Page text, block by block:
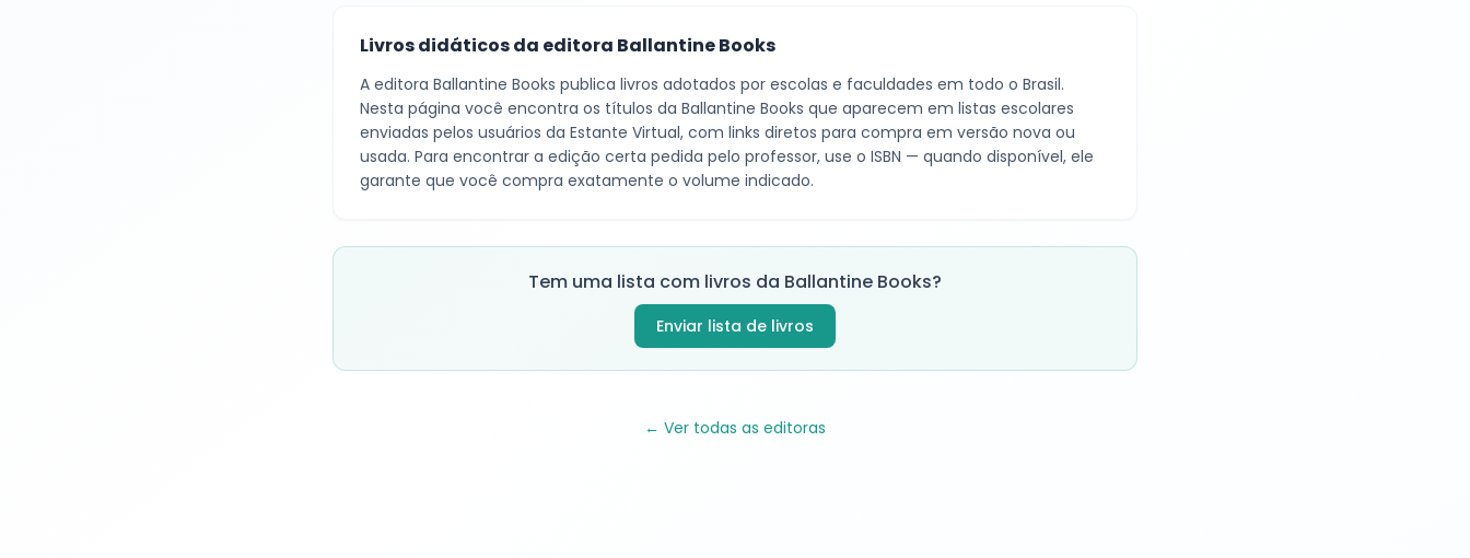
Livros didáticos da editora Ballantine Books
A editora Ballantine Books publica livros adotados por escolas e faculdades em todo o Brasil.
Nesta página você encontra os títulos da Ballantine Books que aparecem em listas escolares
enviadas pelos usuários da Estante Virtual, com links diretos para compra em versão nova ou
usada. Para encontrar a edição certa pedida pelo professor, use o ISBN — quando disponível, ele
garante que você compra exatamente o volume indicado.
Tem uma lista com livros da Ballantine Books?
Enviar lista de livros
← Ver todas as editoras